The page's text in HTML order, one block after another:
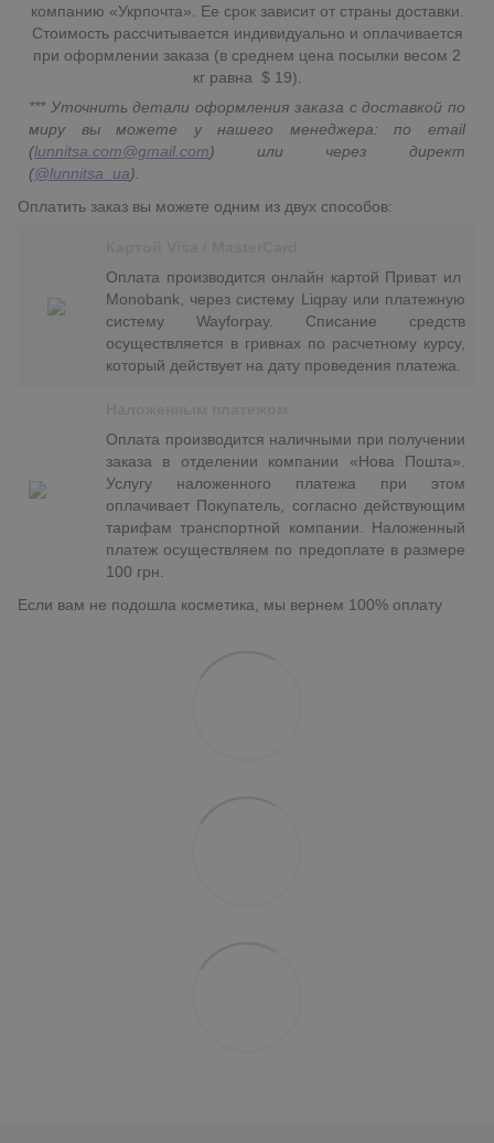
компанию «Укрпочта». Ее срок зависит от страны доставки.
Стоимость рассчитывается индивидуально и оплачивается
при оформлении заказа (в среднем цена посылки весом 2
кг равна $ 19).
*** Уточнить детали оформления заказа с доставкой по
миру вы можете у нашего менеджера: по email
(lunnitsa.com@gmail.com) или через директ
(@lunnitsa_ua).
Оплатить заказ вы можете одним из двух способов:
Оплата производится онлайн картой Приват ил
Monobank, через систему Liqpay или платежную
систему Wayforpay. Списание средств
осуществляется в гривнах по расчетному курсу,
который действует на дату проведения платежа.
Оплата производится наличными при получении
заказа в отделении компании «Нова Пошта».
Услугу наложенного платежа при этом
оплачивает Покупатель, согласно действующим
тарифам транспортной компании. Наложенный
платеж осуществляем по предоплате в размере
100 грн.
Если вам не подошла косметика, мы вернем 100% оплату